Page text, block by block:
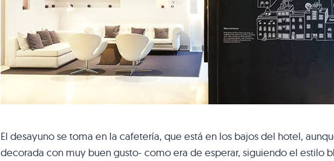
El desayuno se toma en la cafetería, que está en los bajos del hotel,
decorada con muy buen gusto- como era de esperar, siguiendo el estilo